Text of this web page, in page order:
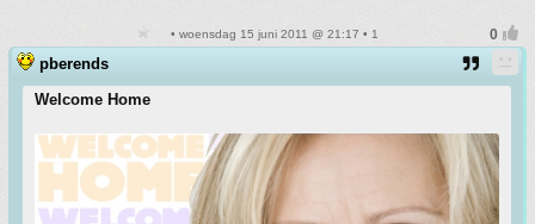
• woensdag 15 juni 2011 @ 21:17 • 1
pberends
Welcome Home